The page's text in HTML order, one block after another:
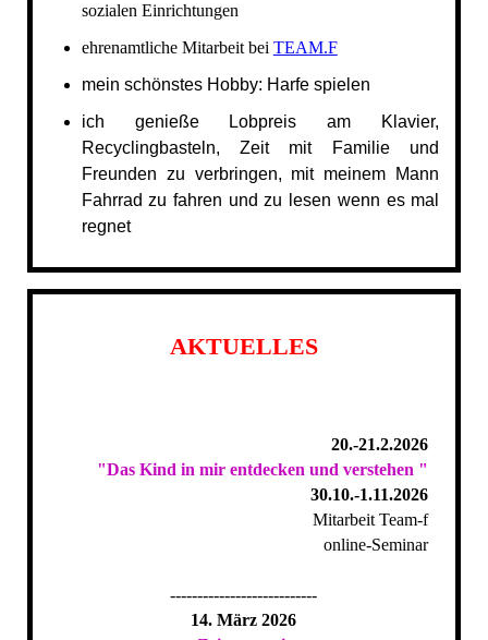
sozialen Einrichtungen
ehrenamtliche Mitarbeit bei TEAM.F
mein schönstes Hobby: Harfe spielen
ich genieße Lobpreis am Klavier,
Recyclingbasteln, Zeit mit Familie und
Freunden zu verbringen, mit meinem Mann
Fahrrad zu fahren und zu lesen wenn es mal
regnet
AKTUELLES
20.-21.2.2026
"Das Kind in mir entdecken und verstehen "
30.10.-1.11.2026
Mitarbeit Team-f
online-Seminar
---------------------------
14. März 2026